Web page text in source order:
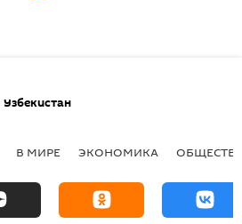
Узбекистан
В МИРЕ ЭКОНОМИКА